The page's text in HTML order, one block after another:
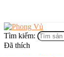
Tìm kiếm:
Đã thích